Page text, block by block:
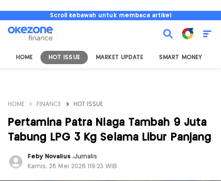
Scroll kebawah untuk membaca artikel
HOME HOT ISSUE MARKET UPDATE SMART MONEY
HOME FINANCE HOT ISSUE
Pertamina Patra Niaga Tambah 9 Juta
Tabung LPG 3 Kg Selama Libur Panjang
Feby Novalius ,Jurnalis
Kamis, 28 Mei 2026 |19:23 WIB